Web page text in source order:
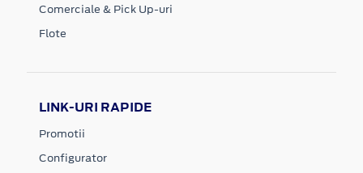
Comerciale & Pick Up-uri
Flote
LINK-URI RAPIDE
Promotii
Configurator